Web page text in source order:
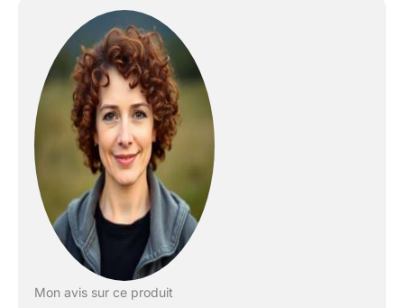
Mon avis sur ce produit